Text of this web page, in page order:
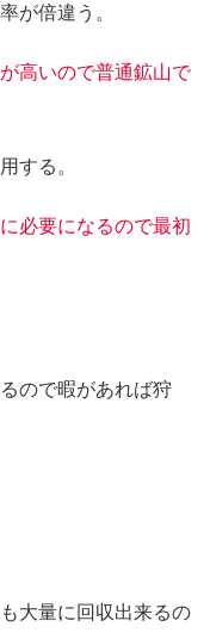
が倍違う。
高いので普通鉱山で
する。
必要になるので最初
ので暇があれば狩
大量に回収出来るの